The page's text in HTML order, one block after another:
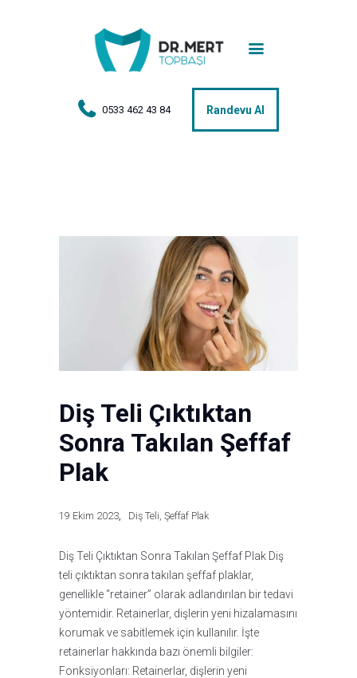
0533 462 43 84 Randevu Al
Anasayfa
Tedaviler
Hakkımda
Diş Teli Çıktıktan
Sonra Takılan Şeffaf
Plak
19 Ekim 2023 Diş Teli,Şeffaf Plak
Diş Teli Çıktıktan Sonra Takılan Şeffaf Plak Diş
teli çıktıktan sonra takılan şeffaf plaklar,
genellikle “retainer” olarak adlandırılan bir tedavi
yöntemidir. Retainerlar, dişlerin yeni hizalamasını
korumak ve sabitlemek için kullanılır. İşte
retainerlar hakkında bazı önemli bilgiler:
Fonksiyonları: Retainerlar, dişlerin yeni